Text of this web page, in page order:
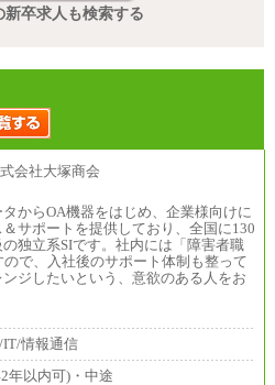
新卒求人も検索する
からOA機器をはじめ、企業様向けに
サポートを提供しており、全国に130
独立系SIです。社内には「障害者職
で、入社後のサポート体制も整って
ジしたいという、意欲のある人をお
情報通信
年以内可)・中途